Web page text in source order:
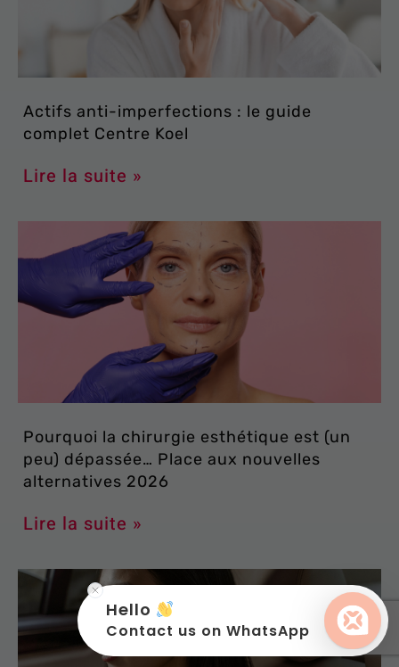
Actifs anti-imperfections : le guide
complet Centre Koel
Lire la suite »
Pourquoi la chirurgie esthétique est (un
peu) dépassée… Place aux nouvelles
alternatives 2026
Lire la suite »
Hello
Contact us on WhatsApp